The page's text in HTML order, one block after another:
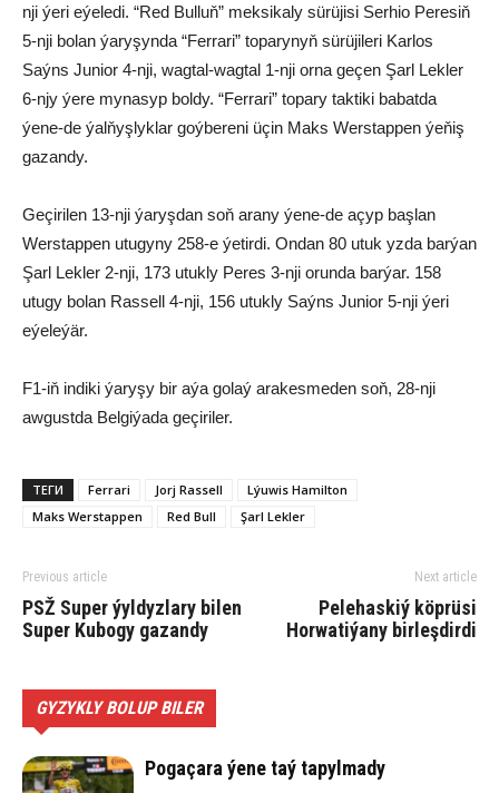
nji ýeri eýeledi. “Red Bulluň” meksikaly sürüjisi Serhio Peresiň
5-nji bolan ýaryşynda “Ferrari” toparynyň sürüjileri Karlos
Saýns Junior 4-nji, wagtal-wagtal 1-nji orna geçen Şarl Lekler
6-njy ýere mynasyp boldy. “Ferrari” topary taktiki babatda
ýene-de ýalňyşlyklar goýbereni üçin Maks Werstappen ýeňiş
gazandy.
Geçirilen 13-nji ýaryşdan soň arany ýene-de açyp başlan
Werstappen utugyny 258-e ýetirdi. Ondan 80 utuk yzda barýan
Şarl Lekler 2-nji, 173 utukly Peres 3-nji orunda barýar. 158
utugy bolan Rassell 4-nji, 156 utukly Saýns Junior 5-nji ýeri
eýeleýär.
F1-iň indiki ýaryşy bir aýa golaý arakesmeden soň, 28-nji
awgustda Belgiýada geçiriler.
ТЕГИ Ferrari Jorj Rassell
Lýuwis Hamilton
Maks Werstappen
Red Bull Şarl Lekler
Previous article
PSŽ Super ýyldyzlary bilen
Super Kubogy gazandy
Next article
Pelehaskiý köprüsi
Horwatiýany birleşdirdi
GYZYKLY BOLUP BILER
Pogaçara ýene taý tapylmady